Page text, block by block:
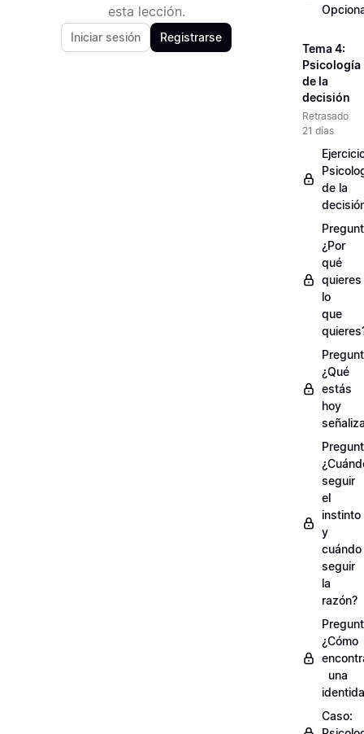
esta lección.
Iniciar sesión Registrarse
Tema 4:
Psicología
de la
decisión
Retrasado
21 días
de la
¿Por
qué
quieres
lo
que
¿Qué
estás
hoy
seguir
el
instinto
y
cuándo
seguir
la
razón?
¿Cómo
una
Caso: